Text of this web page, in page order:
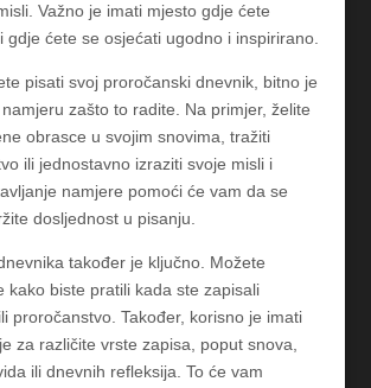
Važno je imati mjesto gdje ćete
gdje ćete se osjećati ugodno i inspirirano.
pisati svoj proročanski dnevnik, bitno je
zašto to radite. Na primjer, želite
obrasce u svojim snovima, tražiti
ili jednostavno izraziti svoje misli i
namjere pomoći će vam da se
dosljednost u pisanju.
također je ključno. Možete
kako biste pratili kada ste zapisali
proročanstvo. Također, korisno je imati
za različite vrste zapisa, poput snova,
ili dnevnih refleksija. To će vam